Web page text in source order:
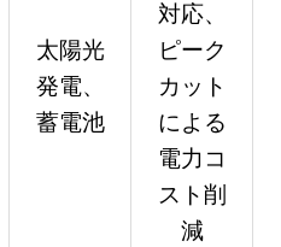
太陽光
発電、
蓄電池
対応、
ピーク
カット
による
電力コ
スト削
減